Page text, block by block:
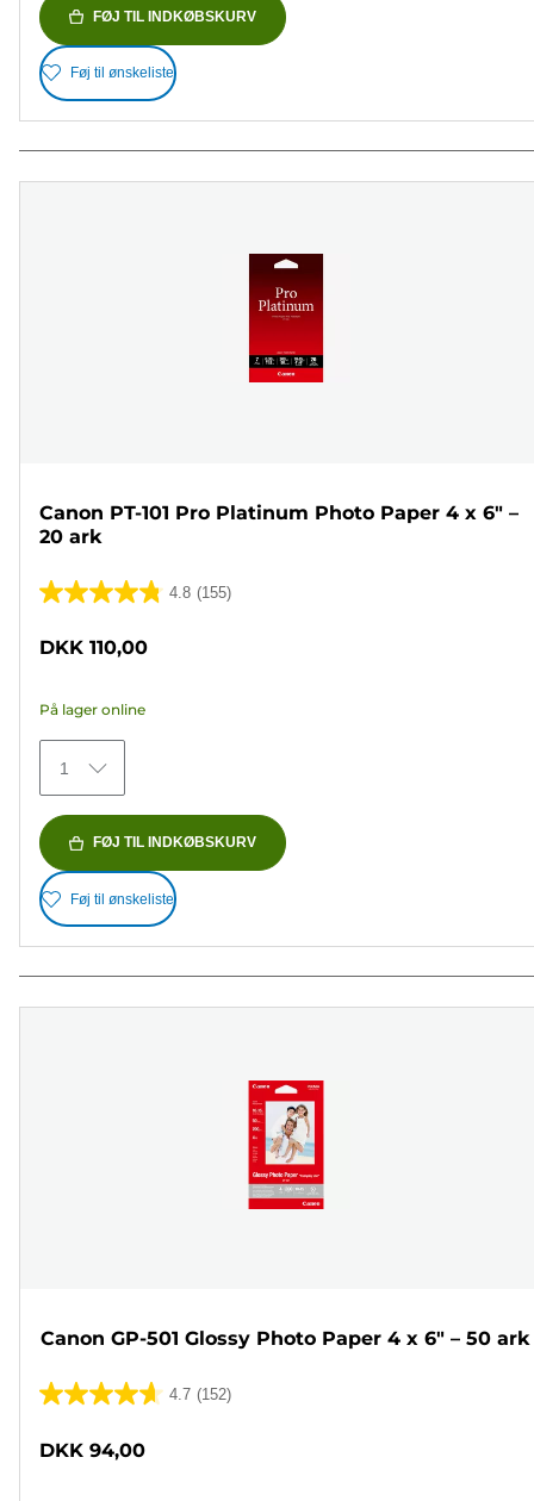
FØJ TIL INDKØBSKURV
Føj til ønskeliste
Canon PT-101 Pro Platinum Photo Paper 4 x 6" –
20 ark
4.8 (155)
4.8
stjerner.
155
anmeldelser
DKK 110,00
På lager online
1
FØJ TIL INDKØBSKURV
Føj til ønskeliste
Canon GP-501 Glossy Photo Paper 4 x 6" – 50 ark
4.7 (152)
4.7
af
DKK 94,00